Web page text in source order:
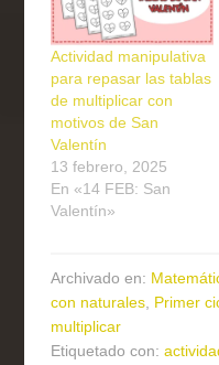
Actividad manipulativa
para repasar las tablas
de multiplicar con
motivos de San
Valentín
13 febrero, 2025
En «14 FEB: San
Valentín»
Archivado en:
con naturales, Primer
multiplicar
Etiquetado con: